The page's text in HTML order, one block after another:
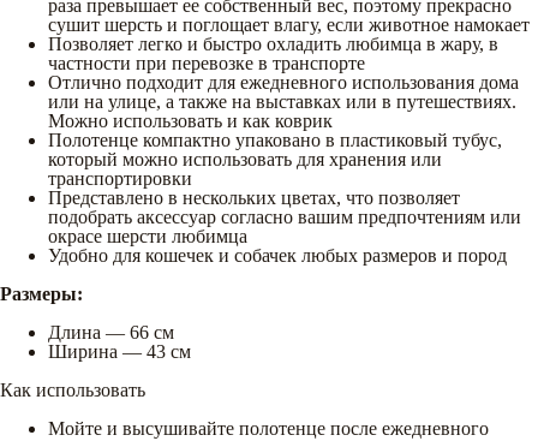
раза превышает ее собственный вес, поэтому прекрасно
сушит шерсть и поглощает влагу, если животное намокает
Позволяет легко и быстро охладить любимца в жару, в
частности при перевозке в транспорте
Отлично подходит для ежедневного использования дома
или на улице, а также на выставках или в путешествиях.
Можно использовать и как коврик
Полотенце компактно упаковано в пластиковый тубус,
который можно использовать для хранения или
транспортировки
Представлено в нескольких цветах, что позволяет
подобрать аксессуар согласно вашим предпочтениям или
окрасе шерсти любимца
Удобно для кошечек и собачек любых размеров и пород
Размеры:
Длина — 66 см
Ширина — 43 см
Как использовать
Мойте и высушивайте полотенце после ежедневного